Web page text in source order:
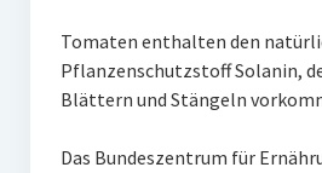
Tomaten enthalten den
Pflanzenschutzstoff Solanin,
Blättern und Stängeln
Das Bundeszentrum für